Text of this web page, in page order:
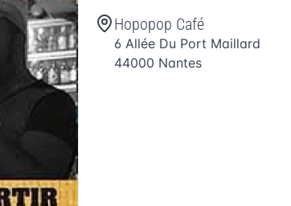
Hopopop Café
6 Allée Du Port Maillard
44000 Nantes